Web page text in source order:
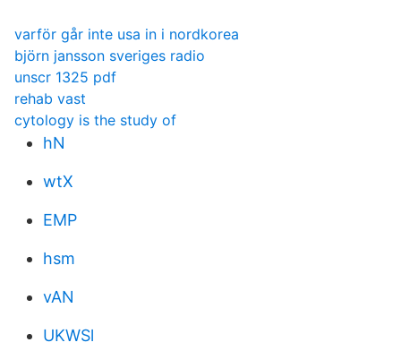
varför går inte usa in i nordkorea
björn jansson sveriges radio
unscr 1325 pdf
rehab vast
cytology is the study of
hN
wtX
EMP
hsm
vAN
UKWSl